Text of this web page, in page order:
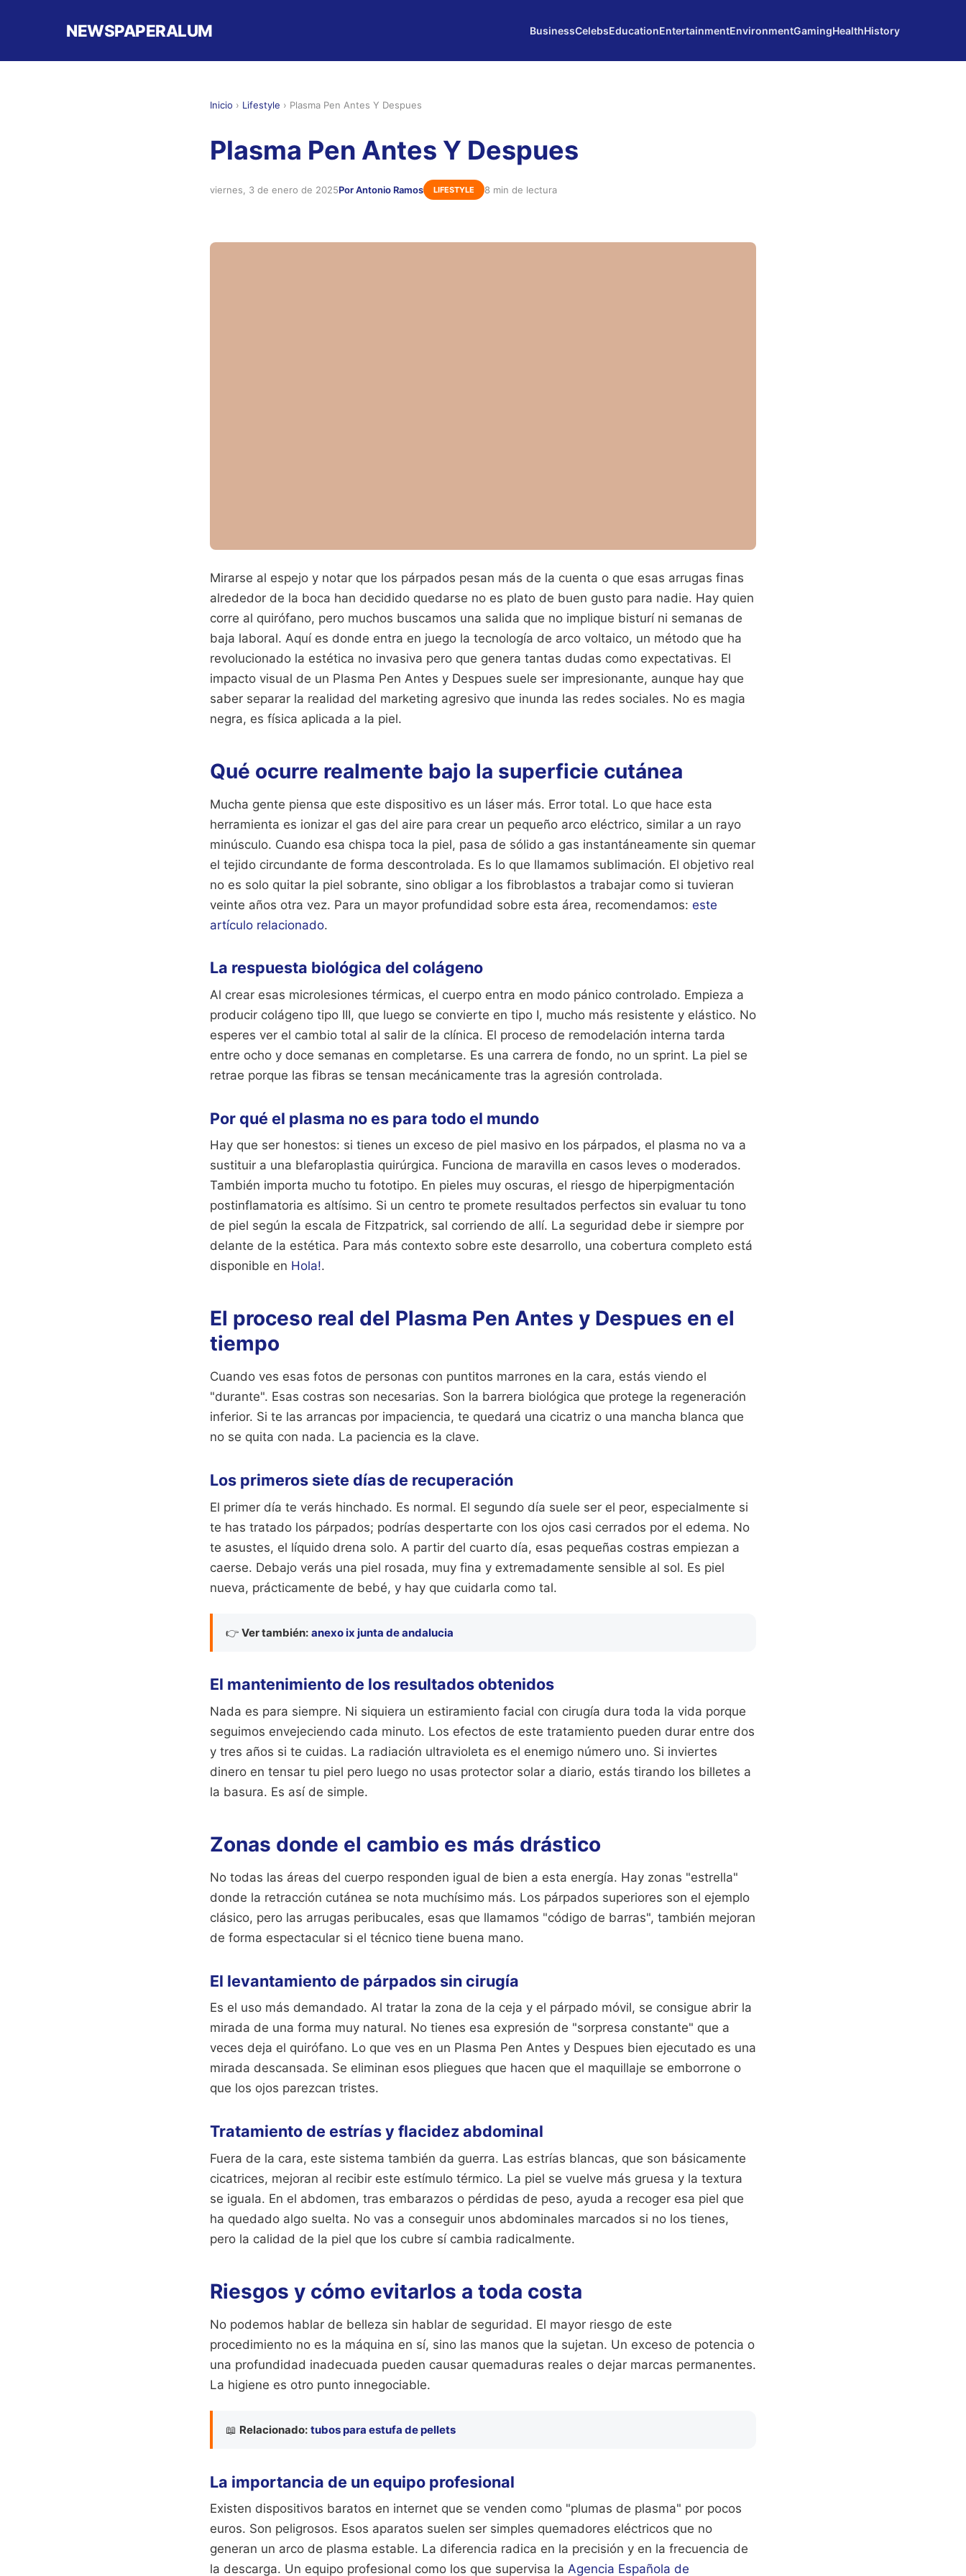
NEWSPAPERALUM BusinessCelebsEducationEntertainmentEnvironmentGamingHealthHistory
Inicio › Lifestyle › Plasma Pen Antes Y Despues
Plasma Pen Antes Y Despues
viernes, 3 de enero de 2025Por Antonio Ramos LIFESTYLE 8 min de lectura
Mirarse al espejo y notar que los párpados pesan más de la cuenta o que esas arrugas finas
alrededor de la boca han decidido quedarse no es plato de buen gusto para nadie. Hay quien
corre al quirófano, pero muchos buscamos una salida que no implique bisturí ni semanas de
baja laboral. Aquí es donde entra en juego la tecnología de arco voltaico, un método que ha
revolucionado la estética no invasiva pero que genera tantas dudas como expectativas. El
impacto visual de un Plasma Pen Antes y Despues suele ser impresionante, aunque hay que
saber separar la realidad del marketing agresivo que inunda las redes sociales. No es magia
negra, es física aplicada a la piel.
Qué ocurre realmente bajo la superficie cutánea
Mucha gente piensa que este dispositivo es un láser más. Error total. Lo que hace esta
herramienta es ionizar el gas del aire para crear un pequeño arco eléctrico, similar a un rayo
minúsculo. Cuando esa chispa toca la piel, pasa de sólido a gas instantáneamente sin quemar
el tejido circundante de forma descontrolada. Es lo que llamamos sublimación. El objetivo real
no es solo quitar la piel sobrante, sino obligar a los fibroblastos a trabajar como si tuvieran
veinte años otra vez. Para un mayor profundidad sobre esta área, recomendamos: este
artículo relacionado.
La respuesta biológica del colágeno
Al crear esas microlesiones térmicas, el cuerpo entra en modo pánico controlado. Empieza a
producir colágeno tipo III, que luego se convierte en tipo I, mucho más resistente y elástico. No
esperes ver el cambio total al salir de la clínica. El proceso de remodelación interna tarda
entre ocho y doce semanas en completarse. Es una carrera de fondo, no un sprint. La piel se
retrae porque las fibras se tensan mecánicamente tras la agresión controlada.
Por qué el plasma no es para todo el mundo
Hay que ser honestos: si tienes un exceso de piel masivo en los párpados, el plasma no va a
sustituir a una blefaroplastia quirúrgica. Funciona de maravilla en casos leves o moderados.
También importa mucho tu fototipo. En pieles muy oscuras, el riesgo de hiperpigmentación
postinflamatoria es altísimo. Si un centro te promete resultados perfectos sin evaluar tu tono
de piel según la escala de Fitzpatrick, sal corriendo de allí. La seguridad debe ir siempre por
delante de la estética. Para más contexto sobre este desarrollo, una cobertura completo está
disponible en Hola!.
El proceso real del Plasma Pen Antes y Despues en el
tiempo
Cuando ves esas fotos de personas con puntitos marrones en la cara, estás viendo el
"durante". Esas costras son necesarias. Son la barrera biológica que protege la regeneración
inferior. Si te las arrancas por impaciencia, te quedará una cicatriz o una mancha blanca que
no se quita con nada. La paciencia es la clave.
Los primeros siete días de recuperación
El primer día te verás hinchado. Es normal. El segundo día suele ser el peor, especialmente si
te has tratado los párpados; podrías despertarte con los ojos casi cerrados por el edema. No
te asustes, el líquido drena solo. A partir del cuarto día, esas pequeñas costras empiezan a
caerse. Debajo verás una piel rosada, muy fina y extremadamente sensible al sol. Es piel
nueva, prácticamente de bebé, y hay que cuidarla como tal.
👉 Ver también: anexo ix junta de andalucia
El mantenimiento de los resultados obtenidos
Nada es para siempre. Ni siquiera un estiramiento facial con cirugía dura toda la vida porque
seguimos envejeciendo cada minuto. Los efectos de este tratamiento pueden durar entre dos
y tres años si te cuidas. La radiación ultravioleta es el enemigo número uno. Si inviertes
dinero en tensar tu piel pero luego no usas protector solar a diario, estás tirando los billetes a
la basura. Es así de simple.
Zonas donde el cambio es más drástico
No todas las áreas del cuerpo responden igual de bien a esta energía. Hay zonas "estrella"
donde la retracción cutánea se nota muchísimo más. Los párpados superiores son el ejemplo
clásico, pero las arrugas peribucales, esas que llamamos "código de barras", también mejoran
de forma espectacular si el técnico tiene buena mano.
El levantamiento de párpados sin cirugía
Es el uso más demandado. Al tratar la zona de la ceja y el párpado móvil, se consigue abrir la
mirada de una forma muy natural. No tienes esa expresión de "sorpresa constante" que a
veces deja el quirófano. Lo que ves en un Plasma Pen Antes y Despues bien ejecutado es una
mirada descansada. Se eliminan esos pliegues que hacen que el maquillaje se emborrone o
que los ojos parezcan tristes.
Tratamiento de estrías y flacidez abdominal
Fuera de la cara, este sistema también da guerra. Las estrías blancas, que son básicamente
cicatrices, mejoran al recibir este estímulo térmico. La piel se vuelve más gruesa y la textura
se iguala. En el abdomen, tras embarazos o pérdidas de peso, ayuda a recoger esa piel que
ha quedado algo suelta. No vas a conseguir unos abdominales marcados si no los tienes,
pero la calidad de la piel que los cubre sí cambia radicalmente.
Riesgos y cómo evitarlos a toda costa
No podemos hablar de belleza sin hablar de seguridad. El mayor riesgo de este
procedimiento no es la máquina en sí, sino las manos que la sujetan. Un exceso de potencia o
una profundidad inadecuada pueden causar quemaduras reales o dejar marcas permanentes.
La higiene es otro punto innegociable.
📖 Relacionado: tubos para estufa de pellets
La importancia de un equipo profesional
Existen dispositivos baratos en internet que se venden como "plumas de plasma" por pocos
euros. Son peligrosos. Esos aparatos suelen ser simples quemadores eléctricos que no
generan un arco de plasma estable. La diferencia radica en la precisión y en la frecuencia de
la descarga. Un equipo profesional como los que supervisa la Agencia Española de